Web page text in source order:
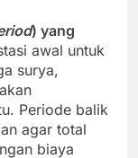
) yang
awal untuk
surya,
Periode balik
agar total
biaya